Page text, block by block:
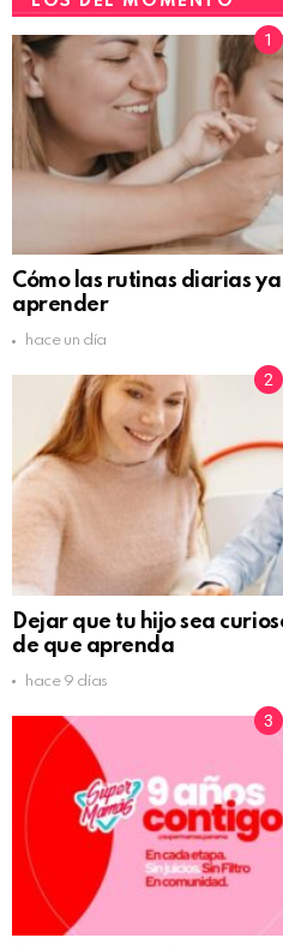
Cómo las rutinas diarias
aprender
hace un día
Dejar que tu hijo sea
de que aprenda
hace 9 días